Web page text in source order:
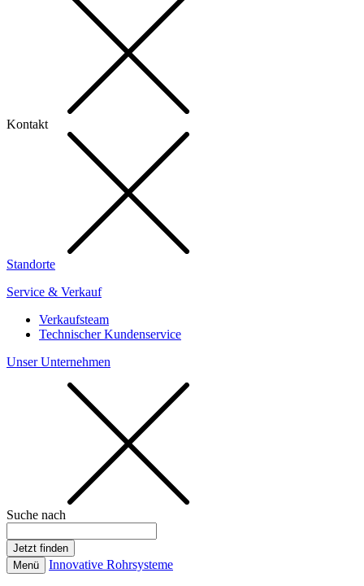
Kontakt
Standorte
Service & Verkauf
Verkaufsteam
Technischer Kundenservice
Unser Unternehmen
Suche nach
Menü Innovative Rohrsysteme